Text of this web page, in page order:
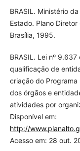
BRASIL. Ministério
Estado. Plano
Brasília, 1995.
BRASIL. Lei nº
qualificação de
criação do
dos órgãos e
atividades por
Disponível em:
http://
Acesso em: 28 out.